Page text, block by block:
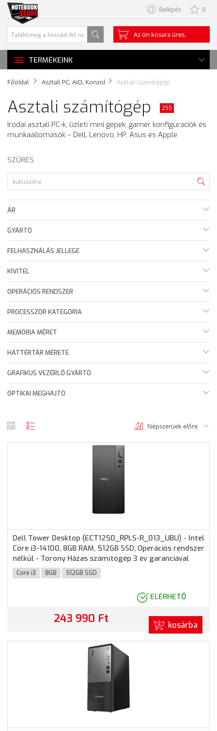
Belépés 0
Az ön kosara üres.
TERMÉKEINK
Főoldal Asztali PC, AiO, Konzol Asztali számítógép
Asztali számítógép 255
Irodai asztali PC-k, üzleti mini gépek, gamer konfigurációk és
munkaállomások – Dell, Lenovo, HP, Asus és Apple
SZŰRÉS
ÁR
GYÁRTÓ
FELHASZNÁLÁS JELLEGE
KIVITEL
OPERÁCIÓS RENDSZER
PROCESSZOR KATEGÓRIA
MEMÓRIA MÉRET
HÁTTÉRTÁR MÉRETE
GRAFIKUS VEZÉRLŐ GYÁRTÓ
OPTIKAI MEGHAJTÓ
Népszerüek előre
Dell Tower Desktop (ECT1250_RPLS-R_013_UBU) - Intel
Core i3-14100, 8GB RAM, 512GB SSD, Operációs rendszer
nélkül - Torony Házas számítógép 3 év garanciával
Core i3 8GB 512GB SSD
ELÉRHETŐ
243 990 Ft kosárba